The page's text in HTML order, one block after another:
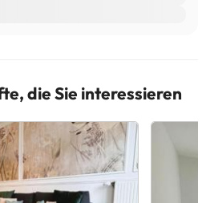
die Sie interessieren